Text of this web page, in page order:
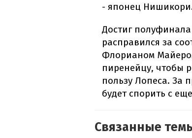
- японец
Достиг
расправился за
Флорианом
пиренейцу, чтобы
пользу Лопеса. За
будет спорить с
Связанные